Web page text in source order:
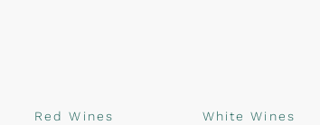
Red Wines White Wines